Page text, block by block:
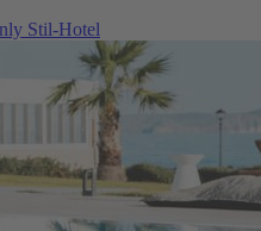
Stil-Hotel